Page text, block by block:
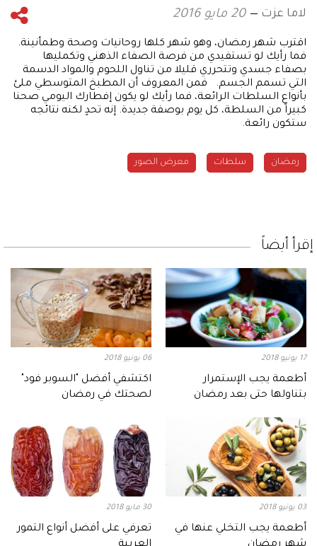
لاما عزت 20 مايو 2016
اقترب شهر رمضان، وهو شهر كلها روحانيات وصحة وطمأنينة.
فما رأيك لو تستفيدي من فرصة الصفاء الذهني وتكمليها
بصفاء جسدي وتتحرري قليلا من تناول اللحوم والمواد الدسمة
التي تسمم الجسم. فمن المعروف أن المطبخ المتوسطي ملئ
بأنواع السلطات الرائعة، فما رأيك لو يكون إفطارك اليومي صحنا
كبيراً من السلطة، كل يوم بوصفة جديدة. إنه تحدٍ لكنه نتائجه
ستكون رائعة.
رمضان سلطات معرض الصور
إقرأ أيضاً
17 يونيو 2018
أطعمة يجب الإستمرار
بتناولها حتى بعد رمضان
06 يونيو 2018
اكتشفي أفضل "السوبر فود"
لصحتك في رمضان
03 يونيو 2018
أطعمة يجب التخلي عنها في
30 مايو 2018
تعرفي على أفضل أنواع التمور